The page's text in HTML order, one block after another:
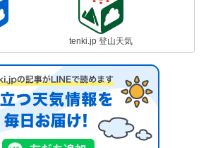
tenki.jp 登山天気